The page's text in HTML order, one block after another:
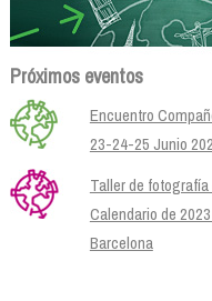
Próximos eventos
Encuentro
23-24-25 Junio
Taller de
Calendario de
Barcelona